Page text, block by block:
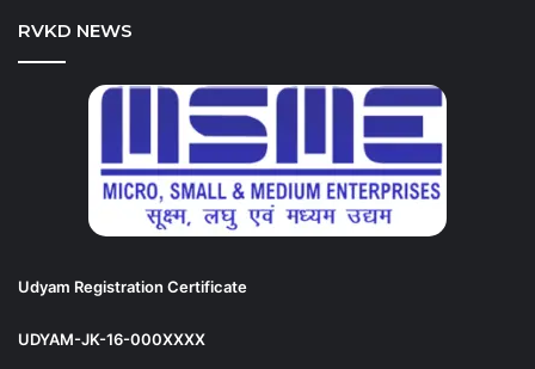
RVKD NEWS
Udyam Registration Certificate
UDYAM-JK-16-000XXXX